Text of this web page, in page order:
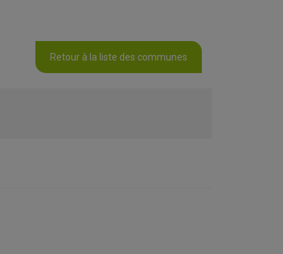
Retour à la liste des communes